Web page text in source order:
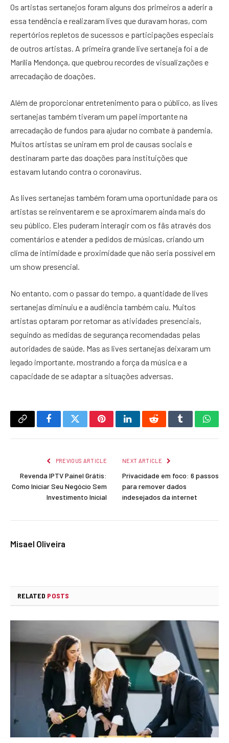
Os artistas sertanejos foram alguns dos primeiros a aderir a
essa tendência e realizaram lives que duravam horas, com
repertórios repletos de sucessos e participações especiais
de outros artistas. A primeira grande live sertaneja foi a de
Marília Mendonça, que quebrou recordes de visualizações e
arrecadação de doações.
Além de proporcionar entretenimento para o público, as lives
sertanejas também tiveram um papel importante na
arrecadação de fundos para ajudar no combate à pandemia.
Muitos artistas se uniram em prol de causas sociais e
destinaram parte das doações para instituições que
estavam lutando contra o coronavírus.
As lives sertanejas também foram uma oportunidade para os
artistas se reinventarem e se aproximarem ainda mais do
seu público. Eles puderam interagir com os fãs através dos
comentários e atender a pedidos de músicas, criando um
clima de intimidade e proximidade que não seria possível em
um show presencial.
No entanto, com o passar do tempo, a quantidade de lives
sertanejas diminuiu e a audiência também caiu. Muitos
artistas optaram por retomar as atividades presenciais,
seguindo as medidas de segurança recomendadas pelas
autoridades de saúde. Mas as lives sertanejas deixaram um
legado importante, mostrando a força da música e a
capacidade de se adaptar a situações adversas.
Copy
FacebookTwitterPinterestLinkedInRedditTumblr
PREVIOUS ARTICLE
Revenda IPTV Painel Grátis:
Como Iniciar Seu Negócio Sem
Investimento Inicial
NEXT ARTICLE
Privacidade em foco: 6 passos
para remover dados
indesejados da internet
Misael Oliveira
RELATED POSTS